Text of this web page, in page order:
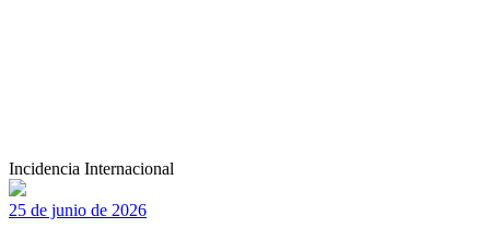
Incidencia Internacional
25 de junio de 2026